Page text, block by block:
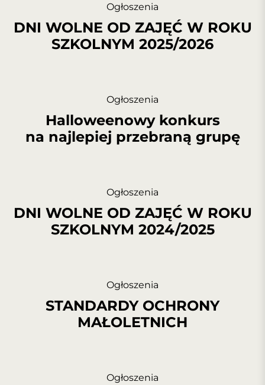
Ogłoszenia
DNI WOLNE OD ZAJĘĆ W ROKU
SZKOLNYM 2025/2026
Ogłoszenia
Halloweenowy konkurs
na najlepiej przebraną grupę
Ogłoszenia
DNI WOLNE OD ZAJĘĆ W ROKU
SZKOLNYM 2024/2025
Ogłoszenia
STANDARDY OCHRONY
MAŁOLETNICH
Ogłoszenia